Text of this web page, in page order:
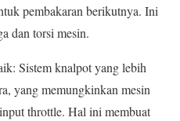
pembakaran berikutnya. Ini
dan torsi mesin.
Sistem knalpot yang lebih
yang memungkinkan mesin
throttle. Hal ini membuat